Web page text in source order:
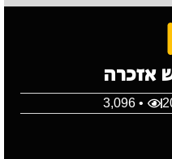
אזכרה
• 3,096